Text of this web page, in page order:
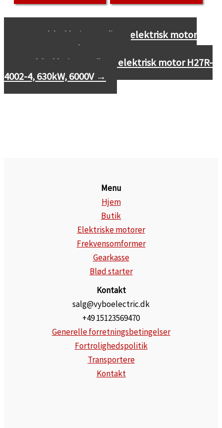
Datablad højspændings elektrisk motor
H27R-3554-4, 500kW, 6000V
Datablad højspændings elektrisk motor H27R-
4002-4, 630kW, 6000V →
Menu
Hjem
Butik
Elektriske motorer
Frekvensomformer
Gearkasse
Blød starter
Kontakt
salg@vyboelectric.dk
+49 15123569470
Generelle forretningsbetingelser
Fortrolighedspolitik
Transportere
Kontakt